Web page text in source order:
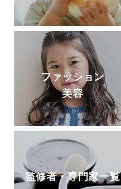
ファッション
美容
監修者・専門家一覧